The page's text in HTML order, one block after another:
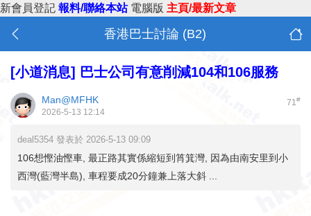
新會員登記 報料/聯絡本站 電腦版 主頁/最新文章
香港巴士討論 (B2)
[小道消息] 巴士公司有意削減104和106服務
71#
Man@MFHK
2026-5-13 12:14
deal5354 發表於 2026-5-13 09:09
106想慳油慳車, 最正路其實係縮短到筲箕灣, 因為由南安里到小
西灣(藍灣半島), 車程要成20分鐘兼上落大斜 ...